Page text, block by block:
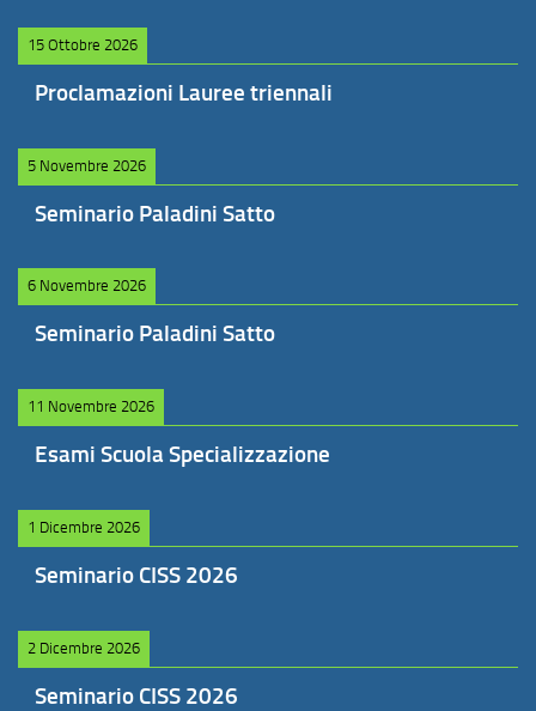
15 Ottobre 2026
Proclamazioni Lauree triennali
5 Novembre 2026
Seminario Paladini Satto
6 Novembre 2026
Seminario Paladini Satto
11 Novembre 2026
Esami Scuola Specializzazione
1 Dicembre 2026
Seminario CISS 2026
2 Dicembre 2026
Seminario CISS 2026